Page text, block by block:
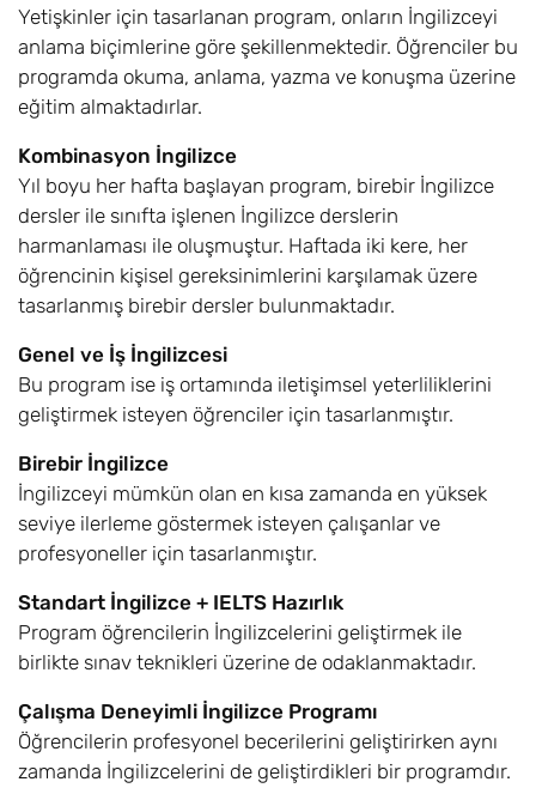
Yetişkinler için tasarlanan program, onların İngilizceyi
anlama biçimlerine göre şekillenmektedir. Öğrenciler bu
programda okuma, anlama, yazma ve konuşma üzerine
eğitim almaktadırlar.
Kombinasyon İngilizce
Yıl boyu her hafta başlayan program, birebir İngilizce
dersler ile sınıfta işlenen İngilizce derslerin
harmanlaması ile oluşmuştur. Haftada iki kere, her
öğrencinin kişisel gereksinimlerini karşılamak üzere
tasarlanmış birebir dersler bulunmaktadır.
Genel ve İş İngilizcesi
Bu program ise iş ortamında iletişimsel yeterliliklerini
geliştirmek isteyen öğrenciler için tasarlanmıştır.
Birebir İngilizce
İngilizceyi mümkün olan en kısa zamanda en yüksek
seviye ilerleme göstermek isteyen çalışanlar ve
profesyoneller için tasarlanmıştır.
Standart İngilizce + IELTS Hazırlık
Program öğrencilerin İngilizcelerini geliştirmek ile
birlikte sınav teknikleri üzerine de odaklanmaktadır.
Çalışma Deneyimli İngilizce Programı
Öğrencilerin profesyonel becerilerini geliştirirken aynı
zamanda İngilizcelerini de geliştirdikleri bir programdır.